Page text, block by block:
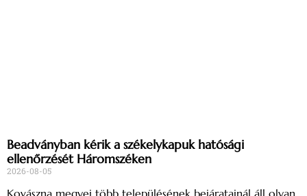
Beadványban kérik a székelykapuk hatósági
ellenőrzését Háromszéken
2026-08-05